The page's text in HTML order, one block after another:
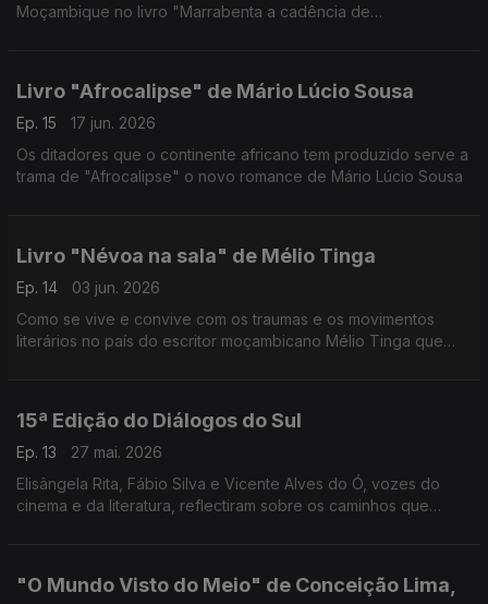
Moçambique no livro "Marrabenta a cadência de
Livro "Afrocalipse" de Mário Lúcio Sousa
Ep. 15
17 jun. 2026
Os ditadores que o continente africano tem produzido serve a
trama de "Afrocalipse" o novo romance de Mário Lúcio Sousa
Livro "Névoa na sala" de Mélio Tinga
Ep. 14
03 jun. 2026
Como se vive e convive com os traumas e os movimentos
literários no país do escritor moçambicano Mélio Tinga que
15ª Edição do Diálogos do Sul
Ep. 13
27 mai. 2026
Elisângela Rita, Fábio Silva e Vicente Alves do Ó, vozes do
cinema e da literatura, reflectiram sobre os caminhos que
"O Mundo Visto do Meio" de Conceição Lima,